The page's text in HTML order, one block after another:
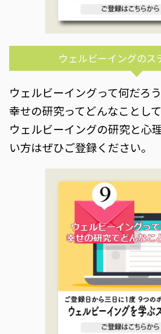
ウェルビーイングのス
ウェルビーイングって何だろ
幸せの研究ってどんなことし
ウェルビーイングの研究と心
い方はぜひご登録ください。